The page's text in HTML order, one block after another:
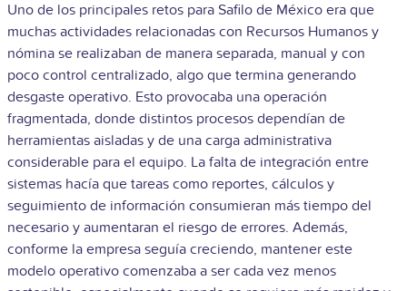
Uno de los principales retos para Safilo de México era que
muchas actividades relacionadas con Recursos Humanos y
nómina se realizaban de manera separada, manual y con
poco control centralizado, algo que termina generando
desgaste operativo. Esto provocaba una operación
fragmentada, donde distintos procesos dependían de
herramientas aisladas y de una carga administrativa
considerable para el equipo. La falta de integración entre
sistemas hacía que tareas como reportes, cálculos y
seguimiento de información consumieran más tiempo del
necesario y aumentaran el riesgo de errores. Además,
conforme la empresa seguía creciendo, mantener este
modelo operativo comenzaba a ser cada vez menos